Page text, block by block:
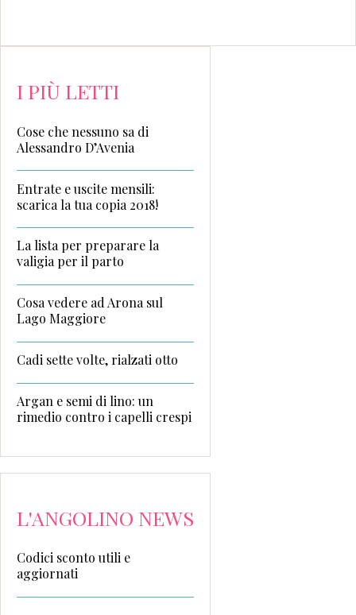
I PIÙ LETTI
Cose che nessuno sa di
Alessandro D’Avenia
Entrate e uscite mensili:
scarica la tua copia 2018!
La lista per preparare la
valigia per il parto
Cosa vedere ad Arona sul
Lago Maggiore
Cadi sette volte, rialzati otto
Argan e semi di lino: un
rimedio contro i capelli crespi
L'ANGOLINO NEWS
Codici sconto utili e
aggiornati